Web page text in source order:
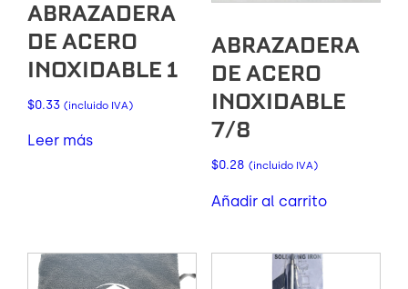
ABRAZADERA
DE ACERO
INOXIDABLE 1
$0.33 (incluido IVA)
Leer más
ABRAZADERA
DE ACERO
INOXIDABLE
7/8
$0.28 (incluido IVA)
Añadir al carrito